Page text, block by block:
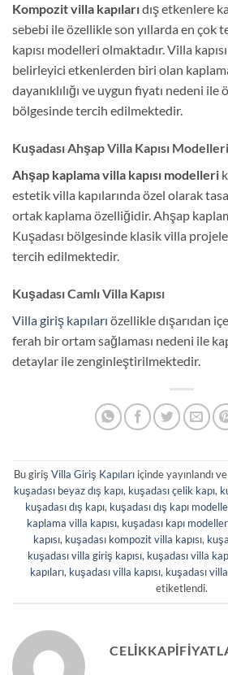
Kompozit villa kapılarıdış etkenlere
sebebi ile özellikle son yıllarda en çok
kapısı modelleri olmaktadır. Villa
belirleyici etkenlerden biri olan
dayanıklılığı ve uygun fiyatı nedeni ile
bölgesinde tercih edilmektedir.
Kuşadası Ahşap Villa Kapısı Modelleri
Ahşap kaplama villa kapısı modelleri
estetik villa kapılarında özel olarak
ortak kaplama özelliğidir. Ahşap
Kuşadası bölgesinde klasik villa
tercih edilmektedir.
Kuşadası Camlı Villa Kapısı
Villa giriş kapıları özellikle dışarıdan
ferah bir ortam sağlaması nedeni ile
detaylar ile zenginleştirilmektedir.
Bu giriş Villa Giriş Kapılarıiçinde yayınlandı ve
kuşadası beyaz dış kapı, kuşadası çelik kapı,
kuşadası dış kapı, kuşadası dış kapı
kaplama villa kapısı, kuşadası kapı
kapısı, kuşadası kompozit villa kapısı,
kuşadası villa giriş kapısı, kuşadası villa
kapıları, kuşadası villa kapısı, kuşadası
etiketlendi.